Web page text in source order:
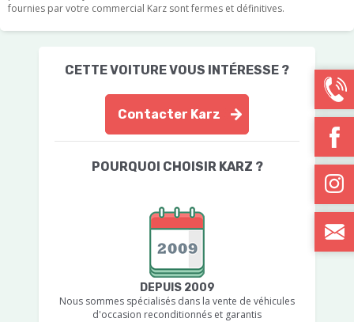
fournies par votre commercial Karz sont fermes et définitives.
CETTE VOITURE VOUS INTÉRESSE ?
Contacter Karz
POURQUOI CHOISIR KARZ ?
DEPUIS 2009
Nous sommes spécialisés dans la vente de véhicules
d'occasion reconditionnés et garantis